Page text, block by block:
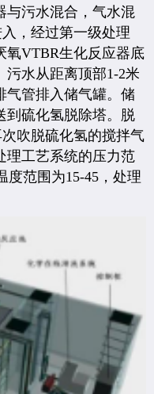
与污水混合，气水混
，经过第一级处理
氧VTBR生化反应器底
水从距离顶部1-2米
气管排入储气罐。储
到硫化氢脱除塔。脱
吹脱硫化氢的搅拌气
理工艺系统的压力范
度范围为15-45，处理